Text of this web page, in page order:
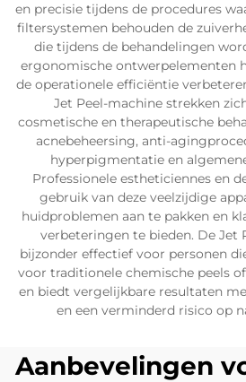
en precisie tijdens de procedures
filtersystemen behouden de
die tijdens de behandelingen
ergonomische ontwerpelementen
de operationele efficiëntie
Jet Peel-machine strekken
cosmetische en therapeutische
acnebeheersing, anti-
hyperpigmentatie en
Professionele estheticiennes en
gebruik van deze veelzijdige
huidproblemen aan te pakken en
verbeteringen te bieden. De Jet
bijzonder effectief voor personen
voor traditionele chemische peels
en biedt vergelijkbare resultaten
en een verminderd risico op
Aanbevelingen